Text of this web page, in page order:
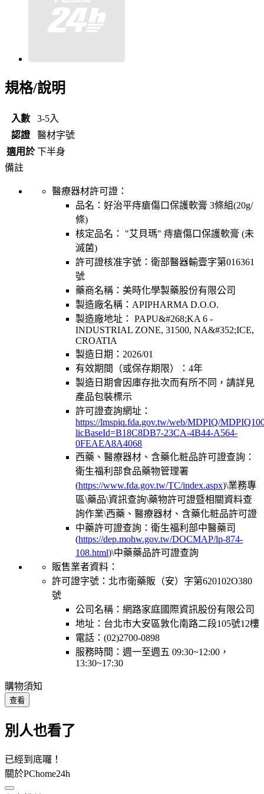
規格/說明
入數
3-5入
認證
醫材字號
適用於 下半身
備註
醫療器材許可證：
品名： 好治平痔瘡傷口保護軟膏 3條組(20g/
條)
核定品名：
"艾貝瑪" 痔瘡傷口保護軟膏 (未
滅菌)
許可證核准字號： 衛部醫器輸壹字第016361
號
藥商名稱： 美時化學製藥股份有限公司
製造廠名稱： APIPHARMA D.O.O.
製造廠地址： PAPU&#268;KA 6 -
INDUSTRIAL ZONE, 31500, NA&#352;ICE,
CROATIA
製造日期： 2026/01
有效期間（或保存期限）： 4年
製造日期會因庫存批次而有所不同，請詳見
產品包裝標示
許可證查詢網址：
https://lmspiq.fda.gov.tw/web/MDPIQ/
licBaseId=B18C8DB7-23CA-4B44-A564-
0FEAEA8A4068
西藥、醫療器材、含藥化粧品許可證查詢：
衛生福利部食品藥物管理署
(https://www.fda.gov.tw/TC/index.aspx)\業務專
區\藥品\資訊查詢\藥物許可證暨相關資料查
詢作業\西藥、醫療器材、含藥化粧品許可證
中藥許可證查詢：衛生福利部中醫藥司
(https://dep.mohw.gov.tw/DOCMAP/lp-874-
108.html)\中藥藥品許可證查詢
販售業者資料：
許可證字號：北市衛藥販（安）字第620102O380
號
公司名稱：網路家庭國際資訊股份有限公司
地址：台北市大安區敦化南路二段105號12樓
電話：(02)2700-0898
服務時間：週一至週五 09:30~12:00，
13:30~17:30
購物須知
查看
別人也看了
已經到底囉！
關於PChome24h